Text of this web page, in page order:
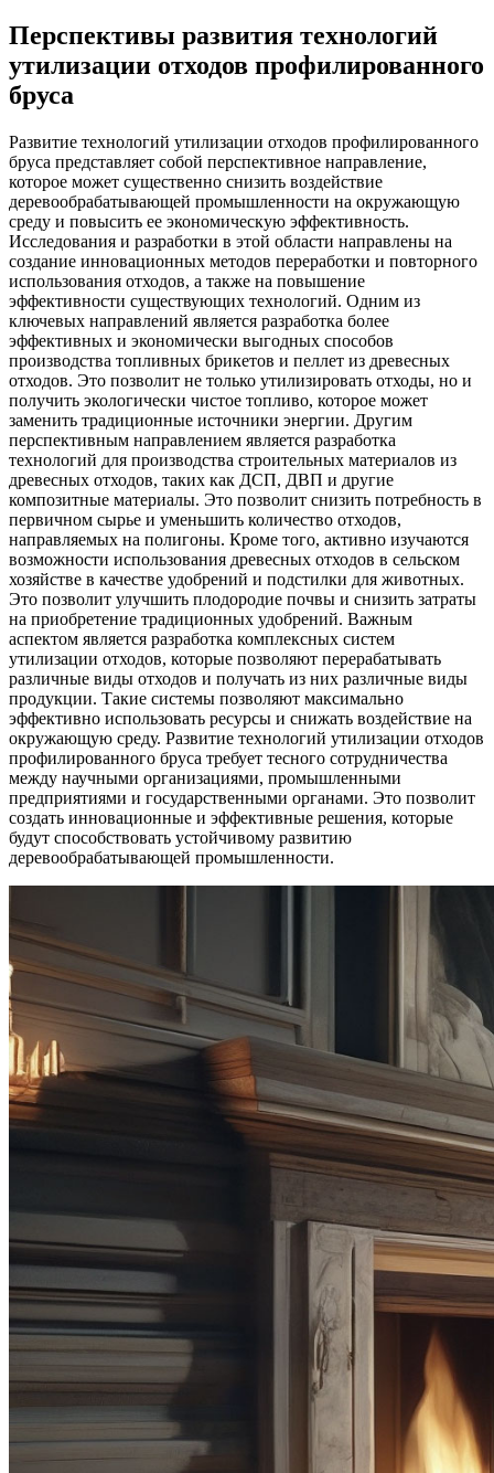
Перспективы развития технологий
утилизации отходов профилированного
бруса
Развитие технологий утилизации отходов профилированного
бруса представляет собой перспективное направление,
которое может существенно снизить воздействие
деревообрабатывающей промышленности на окружающую
среду и повысить ее экономическую эффективность.
Исследования и разработки в этой области направлены на
создание инновационных методов переработки и повторного
использования отходов, а также на повышение
эффективности существующих технологий. Одним из
ключевых направлений является разработка более
эффективных и экономически выгодных способов
производства топливных брикетов и пеллет из древесных
отходов. Это позволит не только утилизировать отходы, но и
получить экологически чистое топливо, которое может
заменить традиционные источники энергии. Другим
перспективным направлением является разработка
технологий для производства строительных материалов из
древесных отходов, таких как ДСП, ДВП и другие
композитные материалы. Это позволит снизить потребность в
первичном сырье и уменьшить количество отходов,
направляемых на полигоны. Кроме того, активно изучаются
возможности использования древесных отходов в сельском
хозяйстве в качестве удобрений и подстилки для животных.
Это позволит улучшить плодородие почвы и снизить затраты
на приобретение традиционных удобрений. Важным
аспектом является разработка комплексных систем
утилизации отходов, которые позволяют перерабатывать
различные виды отходов и получать из них различные виды
продукции. Такие системы позволяют максимально
эффективно использовать ресурсы и снижать воздействие на
окружающую среду. Развитие технологий утилизации отходов
профилированного бруса требует тесного сотрудничества
между научными организациями, промышленными
предприятиями и государственными органами. Это позволит
создать инновационные и эффективные решения, которые
будут способствовать устойчивому развитию
деревообрабатывающей промышленности.